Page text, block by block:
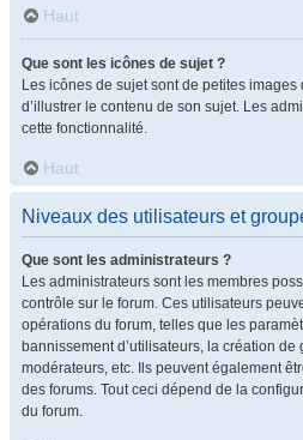
Haut
Que sont les icônes de sujet ?
Les icônes de sujet sont de petites images
d’illustrer le contenu de son sujet. Les
cette fonctionnalité.
Haut
Niveaux des utilisateurs et
Que sont les administrateurs ?
Les administrateurs sont les membres
contrôle sur le forum. Ces utilisateurs
opérations du forum, telles que les
bannissement d’utilisateurs, la création de
modérateurs, etc. Ils peuvent également
des forums. Tout ceci dépend de la
du forum.